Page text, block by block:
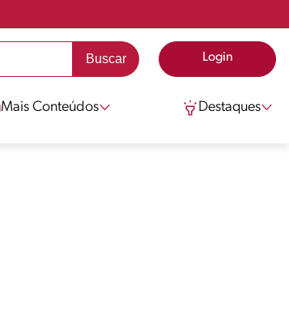
Login
Mais Conteúdos Destaques